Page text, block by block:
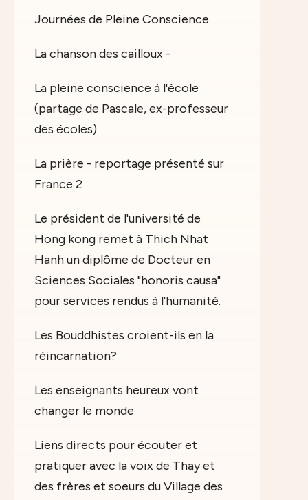
Journées de Pleine Conscience
La chanson des cailloux -
La pleine conscience à l'école
(partage de Pascale, ex-professeur
des écoles)
La prière - reportage présenté sur
France 2
Le président de l'université de
Hong kong remet à Thich Nhat
Hanh un diplôme de Docteur en
Sciences Sociales "honoris causa"
pour services rendus à l'humanité.
Les Bouddhistes croient-ils en la
réincarnation?
Les enseignants heureux vont
changer le monde
Liens directs pour écouter et
pratiquer avec la voix de Thay et
des frères et soeurs du Village des